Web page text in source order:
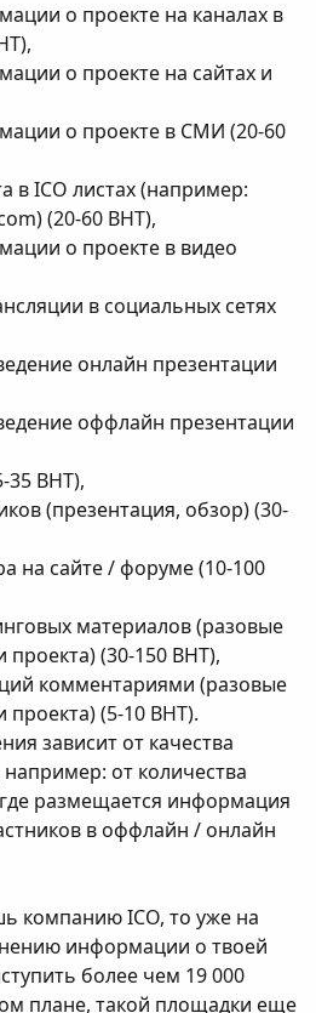
о проекте на каналах в
о проекте на сайтах и
о проекте в СМИ (20-60
в ICO листах (например:
(20-60 BHT),
о проекте в видео
в социальных сетях
онлайн презентации
оффлайн презентации
BHT),
(презентация, обзор) (30-
на сайте / форуме (10-100
материалов (разовые
(30-150 BHT),
комментариями (разовые
(5-10 BHT).
зависит от качества
от количества
размещается информация
в оффлайн / онлайн
компанию ICO, то уже на
информации о твоей
более чем 19 000
плане, такой площадки еще